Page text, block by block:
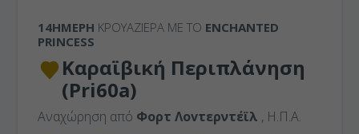
14ΉΜΕΡΗ ΚΡΟΥΑΖΙΕΡΑ ΜΕ ΤΟ ENCHANTED
PRINCESS
Καραϊβική Περιπλάνηση
(Pri60a)
Αναχώρηση από Φορτ Λοvτερντέϊλ , Η.Π.Α.